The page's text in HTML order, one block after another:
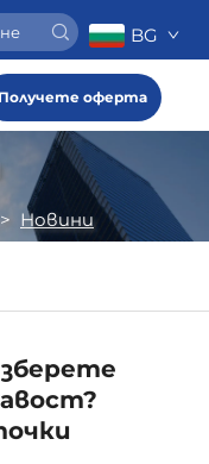
BG
Получете оферта
> Новини